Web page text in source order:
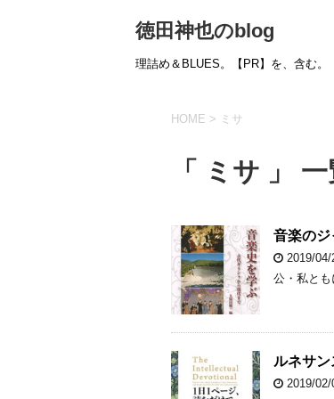
徳田神也のblog
理詰め＆BLUES。【PR】を、含む。
HOME > ミサ
「 ミサ 」
音楽の
2019/04/
公・私とも
ルネサ
2019/02/